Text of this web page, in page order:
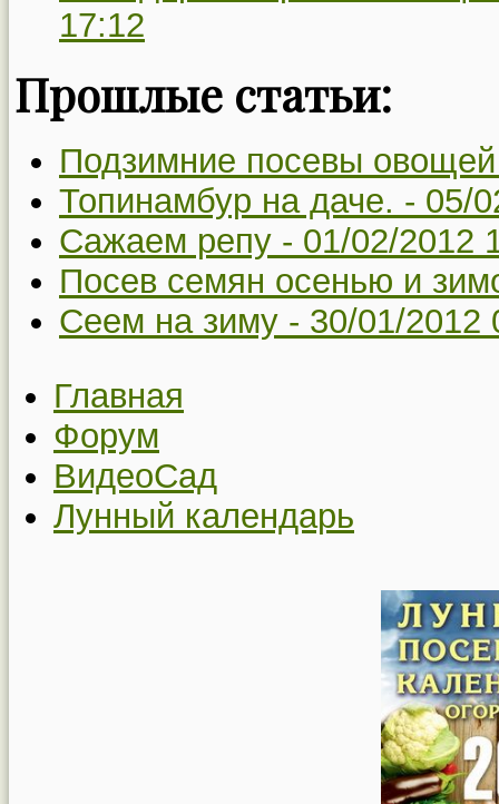
17:12
Прошлые статьи:
Подзимние посевы
Топинамбур на даче. - 05/
Сажаем репу - 01/02/2012
Посев семян осенью и
Сеем на зиму - 30/01/2012
Главная
Форум
ВидеоСад
Лунный календарь